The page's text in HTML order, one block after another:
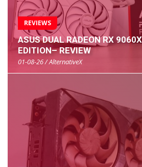
REVIEWS
ASUS DUAL RADEON RX
EDITION– REVIEW
01-08-26 / AlternativeX